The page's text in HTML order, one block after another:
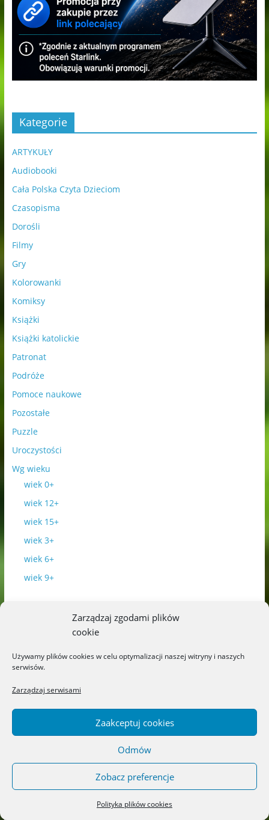
Zarządzaj zgodami plików
cookie
Używamy plików cookies w celu optymalizacji naszej witryny i naszych
serwisów.
Zarządzaj serwisami
Zaakceptuj cookies
Odmów
Zobacz preferencje
Polityka plików cookies
Kategorie
ARTYKUŁY
Audiobooki
Cała Polska Czyta Dzieciom
Czasopisma
Dorośli
Filmy
Gry
Kolorowanki
Komiksy
Książki
Książki katolickie
Patronat
Podróże
Pomoce naukowe
Pozostałe
Puzzle
Uroczystości
Wg wieku
wiek 0+
wiek 12+
wiek 15+
wiek 3+
wiek 6+
wiek 9+
Najnowsze
„Obce dziecko” – Wydawnictwo